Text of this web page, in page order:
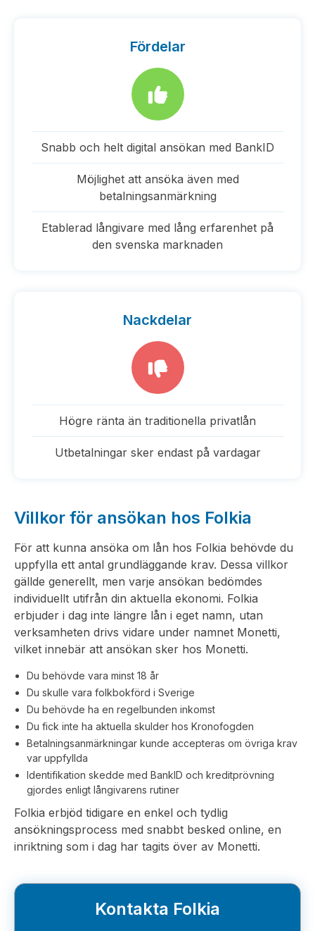
Fördelar
Snabb och helt digital ansökan med BankID
Möjlighet att ansöka även med
betalningsanmärkning
Etablerad långivare med lång erfarenhet på
den svenska marknaden
Nackdelar
Högre ränta än traditionella privatlån
Utbetalningar sker endast på vardagar
Villkor för ansökan hos Folkia
För att kunna ansöka om lån hos Folkia behövde du
uppfylla ett antal grundläggande krav. Dessa villkor
gällde generellt, men varje ansökan bedömdes
individuellt utifrån din aktuella ekonomi. Folkia
erbjuder i dag inte längre lån i eget namn, utan
verksamheten drivs vidare under namnet Monetti,
vilket innebär att ansökan sker hos Monetti.
Du behövde vara minst 18 år
Du skulle vara folkbokförd i Sverige
Du behövde ha en regelbunden inkomst
Du fick inte ha aktuella skulder hos Kronofogden
Betalningsanmärkningar kunde accepteras om övriga krav
var uppfyllda
Identifikation skedde med BankID och kreditprövning
gjordes enligt långivarens rutiner
Folkia erbjöd tidigare en enkel och tydlig
ansökningsprocess med snabbt besked online, en
inriktning som i dag har tagits över av Monetti.
Kontakta Folkia